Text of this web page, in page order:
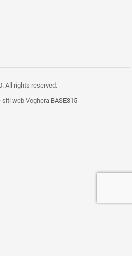
All rights reserved.
siti web Voghera BASE315